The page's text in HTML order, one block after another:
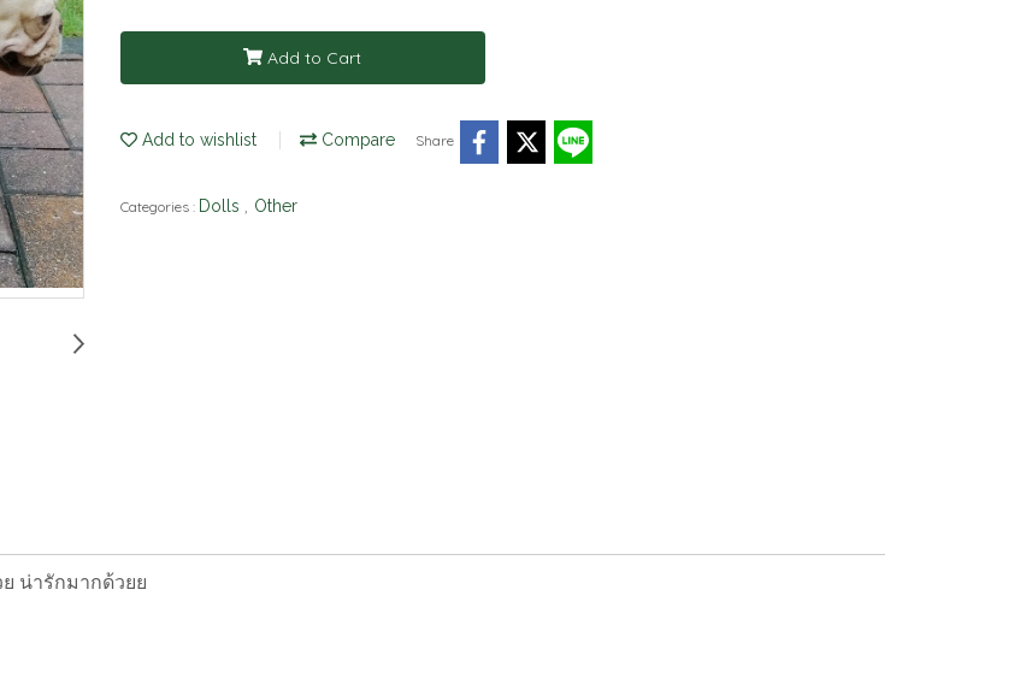
Add to Cart
Add to wishlist Compare Share
Categories : Dolls Other
น่ารักมากด้วยย